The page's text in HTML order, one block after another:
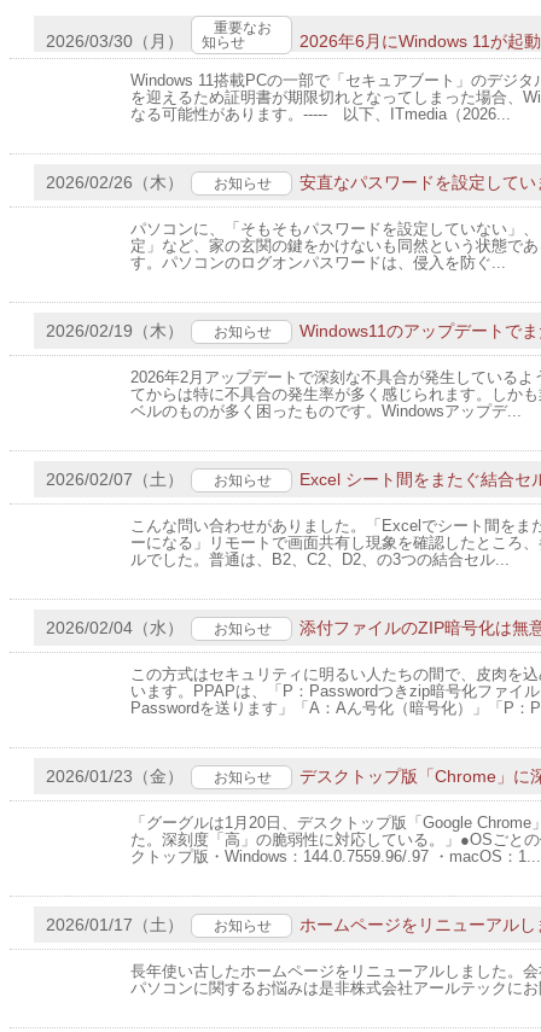
2026/03/30（月）
重要なお
知らせ
2026年6月にWindows 11が起
Windows 11搭載PCの一部で「セキュアブート」のデジ
を迎えるため証明書が期限切れとなってしまった場合、
なる可能性があります。----- 以下、ITmedia（2026...
2026/02/26（木） お知らせ 安直なパスワードを設定してい
パソコンに、「そもそもパスワードを設定していない」
定」など、家の玄関の鍵をかけないも同然という状態で
す。パソコンのログオンパスワードは、侵入を防ぐ...
2026/02/19（木） お知らせ Windows11のアップデートで
2026年2月アップデートで深刻な不具合が発生しているよ
てからは特に不具合の発生率が多く感じられます。しか
ベルのものが多く困ったものです。Windowsアップデ...
2026/02/07（土） お知らせ Excel シート間をまたぐ結合セ
こんな問い合わせがありました。「Excelでシート間をま
ーになる」リモートで画面共有し現象を確認したところ
ルでした。普通は、B2、C2、D2、の3つの結合セル...
2026/02/04（水） お知らせ 添付ファイルのZIP暗号化は無
この方式はセキュリティに明るい人たちの間で、皮肉を
います。PPAPは、「P：Passwordつきzip暗号化ファイ
Passwordを送ります」「A：Aん号化（暗号化）」「P：
2026/01/23（金） お知らせ デスクトップ版「Chrome」に
「グーグルは1月20日、デスクトップ版「Google
た。深刻度「高」の脆弱性に対応している。」●OSごと
クトップ版・Windows：144.0.7559.96/.97 ・macOS：1...
2026/01/17（土） お知らせ ホームページをリニューアルし
長年使い古したホームページをリニューアルしました。
パソコンに関するお悩みは是非株式会社アールテックに